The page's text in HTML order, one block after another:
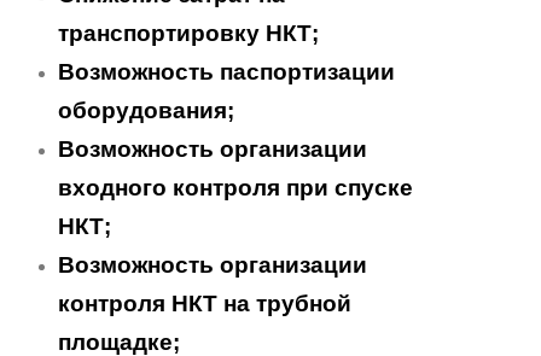
транспортировку НКТ;
Возможность паспортизации
оборудования;
Возможность организации
входного контроля при спуске
НКТ;
Возможность организации
контроля НКТ на трубной
площадке;